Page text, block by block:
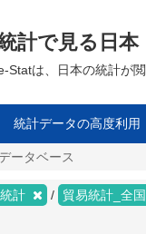
計で見る日本
Statは、日本の統計が
統計データの高度利用
ータベース
計 貿易統計_全